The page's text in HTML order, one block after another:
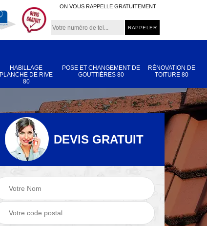
ON VOUS RAPPELLE GRATUITEMENT
HABILLAGE
PLANCHE DE RIVE
80
POSE ET CHANGEMENT DE
GOUTTIÈRES 80
RÉNOVATION DE
TOITURE 80
Nettoyage et
démoussage de
toiture 80
Réparation de
toiture 80
DEVIS GRATUIT